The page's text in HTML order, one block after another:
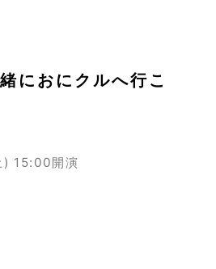
におにクルへ行こ
) 15:00開演